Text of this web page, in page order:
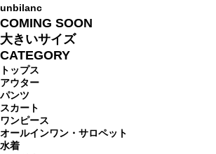
unbilanc
COMING SOON
大きいサイズ
CATEGORY
トップス
アウター
パンツ
スカート
ワンピース
オールインワン・サロペット
水着